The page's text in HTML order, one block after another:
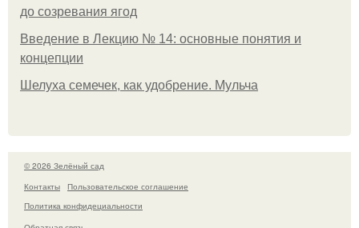
до созревания ягод
Введение в Лекцию № 14: основные понятия и
концепции
Шелуха семечек, как удобрение. Мульча
© 2026 Зелёный сад
Контакты
Пользовательское соглашение
Политика конфидециальности